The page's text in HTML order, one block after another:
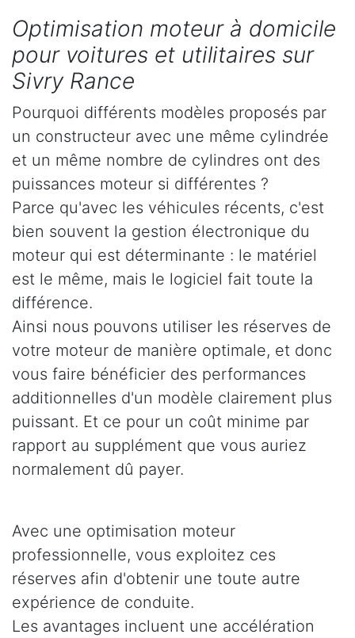
Optimisation moteur à domicile
pour voitures et utilitaires sur
Sivry Rance
Pourquoi différents modèles proposés par
un constructeur avec une même cylindrée
et un même nombre de cylindres ont des
puissances moteur si différentes ?
Parce qu'avec les véhicules récents, c'est
bien souvent la gestion électronique du
moteur qui est déterminante : le matériel
est le même, mais le logiciel fait toute la
différence.
Ainsi nous pouvons utiliser les réserves de
votre moteur de manière optimale, et donc
vous faire bénéficier des performances
additionnelles d'un modèle clairement plus
puissant. Et ce pour un coût minime par
rapport au supplément que vous auriez
normalement dû payer.
Avec une optimisation moteur
professionnelle, vous exploitez ces
réserves afin d'obtenir une toute autre
expérience de conduite.
Les avantages incluent une accélération